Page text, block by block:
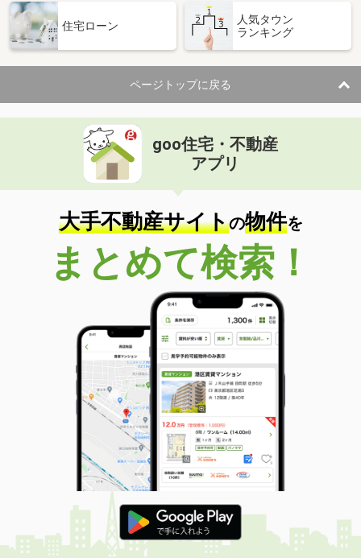
住宅ローン
人気タウン
ランキング
ページトップに戻る
goo住宅・不動産
アプリ
大手不動産サイトの物件を
まとめて検索！